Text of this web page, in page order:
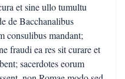
et sine ullo tumultu
de Bacchanalibus
consulibus mandant;
fraudi ea res sit curare et
sacerdotes eorum